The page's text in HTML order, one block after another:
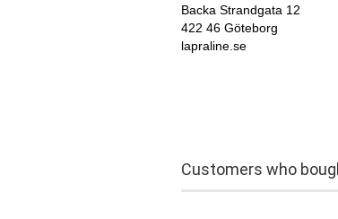
Backa Strandgata 12
422 46 Göteborg
lapraline.se
Customers who